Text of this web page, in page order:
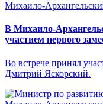
Михаило-
В Михаило-
участием первого
Во встрече принял
Дмитрий Яскорский.